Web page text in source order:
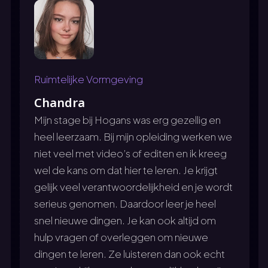
Ruimtelijke Vormgeving
Chandra
Mijn stage bij Hogans was erg gezellig en
heel leerzaam. Bij mijn opleiding werken we
nietveel met video’s of editen en ik kreeg
wel de kans om dat hier te leren. Je krijgt
gelijk veelverantwoordelijkheid en je wordt
serieus genomen. Daardoor leer je heel
snel nieuwe dingen. Je kan ook altijd om
hulp vragen of overleggen om nieuwe
dingen te leren. Ze luisteren dan ook echt